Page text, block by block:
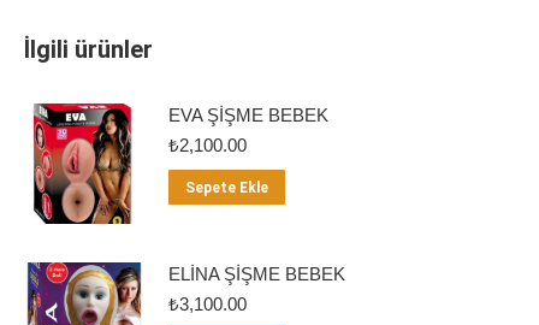
İlgili ürünler
EVA ŞİŞME BEBEK
₺2,100.00
Sepete Ekle
ELİNA ŞİŞME BEBEK
₺3,100.00